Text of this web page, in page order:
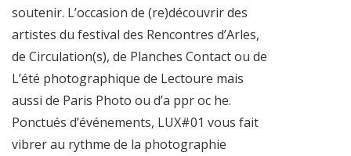
soutenir. L’occasion de (re)découvrir des
artistes du festival des Rencontres d’Arles,
de Circulation(s), de Planches Contact ou de
L’été photographique de Lectoure mais
aussi de Paris Photo ou d’a ppr oc he.
Ponctués d’événements, LUX#01 vous fait
vibrer au rythme de la photographie